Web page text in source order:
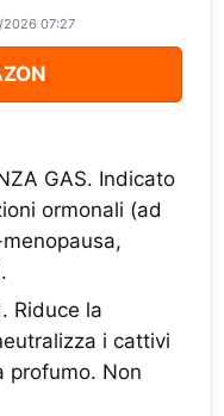
07:27
GAS. Indicato
ormonali (ad
Riduce la
i cattivi
profumo. Non